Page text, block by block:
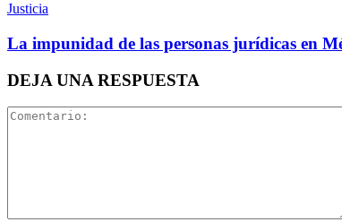
Justicia
La impunidad de las personas jurídicas en
DEJA UNA RESPUESTA